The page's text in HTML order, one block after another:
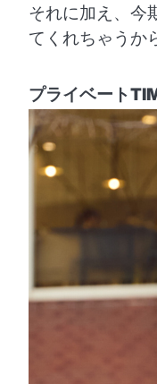
それに加え、今
てくれちゃうか
プライベート